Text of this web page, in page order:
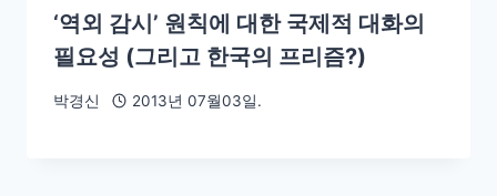
‘역외 감시’ 원칙에 대한 국제적 대화의
필요성 (그리고 한국의 프리즘?)
박경신 2013년 07월03일.